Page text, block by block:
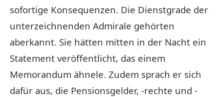
sofortige Konsequenzen. Die Dienstgrade der
unterzeichnenden Admirale gehörten
aberkannt. Sie hätten mitten in der Nacht ein
Statement veröffentlicht, das einem
Memorandum ähnele. Zudem sprach er sich
dafür aus, die Pensionsgelder, -rechte und -